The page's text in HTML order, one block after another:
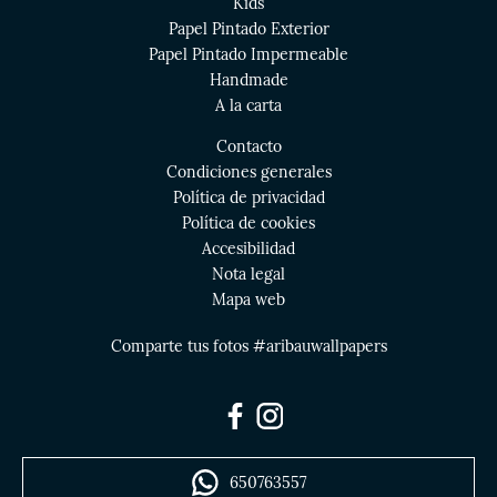
Papel Pintado Exterior
Papel Pintado Impermeable
Handmade
A la carta
Contacto
Condiciones generales
Política de privacidad
Política de cookies
Accesibilidad
Nota legal
Mapa web
Comparte tus fotos #aribauwallpapers
650763557